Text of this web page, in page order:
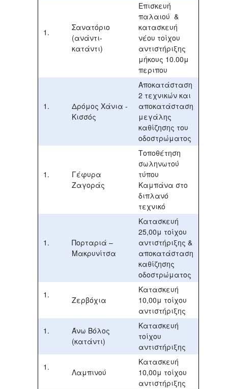
Σανατόριο
(ανάντι-
κατάντι)
Επισκευή
παλαιού &
κατασκευή
νέου τοίχου
αντιστήριξης
μήκους 10.00μ
περιπου
Δρόμος Χάνια -
Κισσός
Αποκατάσταση
2 τεχνικών και
αποκατάσταση
μεγάλης
καθίζησης του
οδοστρώματος
Γέφυρα
Ζαγοράς
Τοποθέτηση
σωληνωτού
τύπου
Καμπάνα στο
διπλανό
τεχνικό
Πορταριά –
Μακρυνίτσα
Κατασκευή
25,00μ τοίχου
αντιστήριξης &
αποκατάσταση
καθίζησης
οδοστρώματος
Ζερβόχια
Κατασκευή
10,00μ τοίχου
αντιστήριξης
Άνω Βόλος
(κατάντι)
Κατασκευή
τοίχου
αντιστήριξης
Λαμπινού
Κατασκευή
10,00μ τοίχου
αντιστήριξης